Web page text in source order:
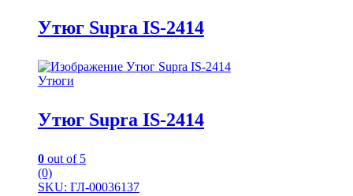
Утюг Supra IS-2414
Утюги
Утюг Supra IS-2414
0 out of 5
(0)
SKU: ГЛ-00036137